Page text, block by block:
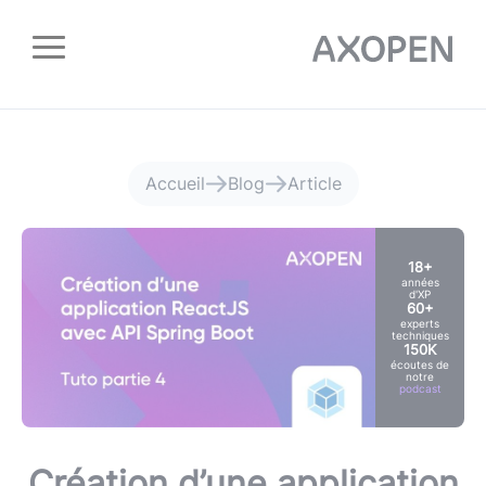
Accueil Blog Article
18+
années
d'XP
60+
experts
techniques
150K
écoutes de
notre
podcast